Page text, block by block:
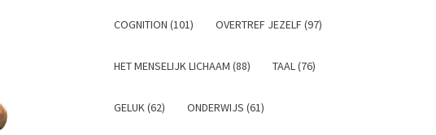
COGNITION (101) OVERTREF JEZELF (97)
HET MENSELIJK LICHAAM (88) TAAL (76)
GELUK (62) ONDERWIJS (61)